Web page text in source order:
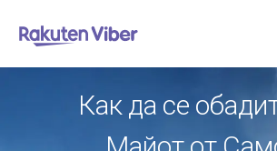
Как да се